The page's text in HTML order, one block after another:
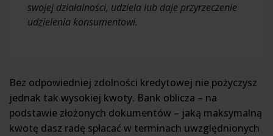
swojej działalności, udziela lub daje przyrzeczenie
udzielenia konsumentowi.
Bez odpowiedniej zdolności kredytowej nie pożyczysz
jednak tak wysokiej kwoty. Bank oblicza – na
podstawie złożonych dokumentów – jaką maksymalną
kwotę dasz radę spłacać w terminach uwzględnionych